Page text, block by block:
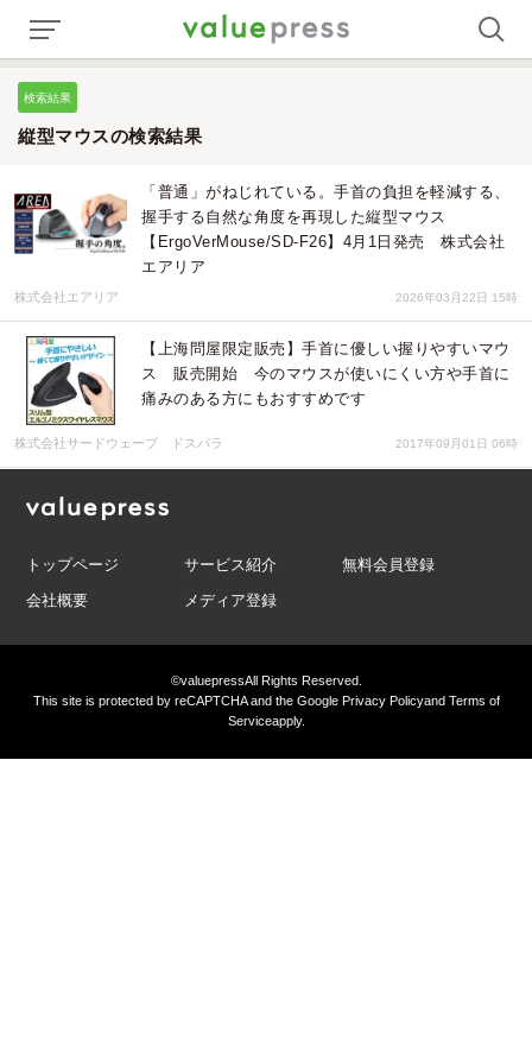
検索結果
縦型マウスの検索結果
「普通」がねじれている。手首の負担を軽減する、
握手する自然な角度を再現した縦型マウス
【ErgoVerMouse/SD-F26】4月1日発売 株式会社
エアリア
株式会社エアリア 2026年03月22日 15時
【上海問屋限定販売】手首に優しい握りやすいマウ
ス 販売開始 今のマウスが使いにくい方や手首に
痛みのある方にもおすすめです
株式会社サードウェーブ ドスパラ 2017年09月01日 06時
トップページ サービス紹介
無料会員登録
会社概要
メディア登録
©valuepressAll Rights Reserved.
This site is protected by reCAPTCHA and the GooglePrivacy Policyand Terms of
Serviceapply.